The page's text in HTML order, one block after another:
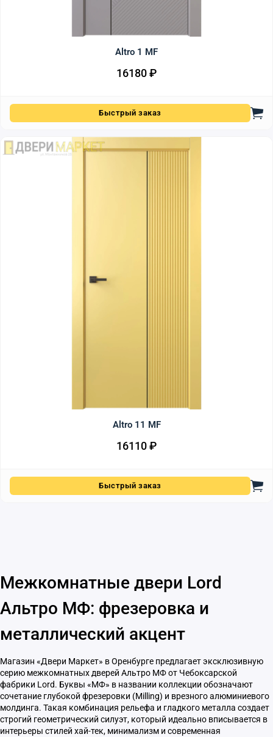
Altro 1 MF
16180₽
Быстрый заказ
Altro 11 MF
16110₽
Быстрый заказ
Межкомнатные двери Lord
Альтро МФ: фрезеровка и
металлический акцент
Магазин «Двери Маркет» в Оренбурге предлагает эксклюзивную
серию межкомнатных дверей Альтро МФ от Чебоксарской
фабрики Lord. Буквы «МФ» в названии коллекции обозначают
сочетание глубокой фрезеровки (Milling) и врезного алюминиевого
молдинга. Такая комбинация рельефа и гладкого металла создает
строгий геометрический силуэт, который идеально вписывается в
интерьеры стилей хай-тек, минимализм и современная